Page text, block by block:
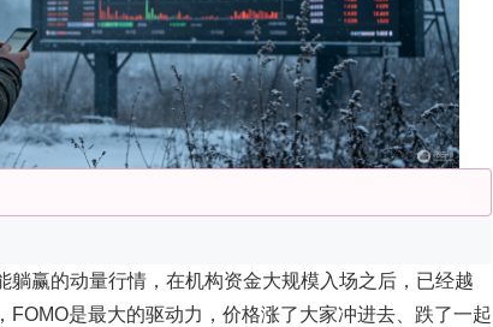
躺赢的动量行情，在机构资金大规模入场之后，已经越
FOMO是最大的驱动力，价格涨了大家冲进去、跌了一起